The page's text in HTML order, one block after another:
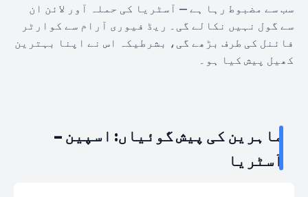
سب سے مضبوط رہا ہے — آسٹریا کی حملہ آور لائن ان
سے گول نہیں نکالے گی۔ ریڈ فیوری آرام سے کوارٹر
فائنل کی طرف بڑھے گی، بشرطیکہ اس نے اپنا بہترین
کھیل پیش کیا ہو۔
ماہرین کی پیش گوئیاں: اسپین –
آسٹریا